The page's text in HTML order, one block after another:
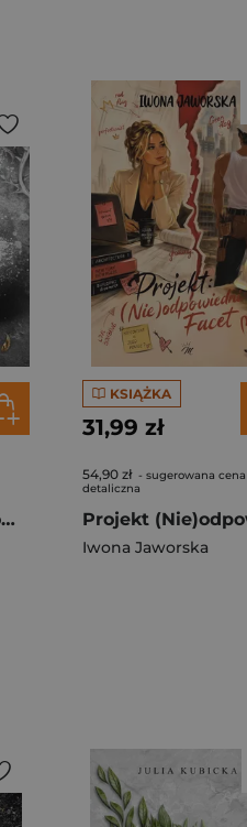
Zwrócę ci ją (ilustrowane brzegi)
KSIĄŻKA
31,99 zł
54,90 zł - sugerowana cena
detaliczna
Iwona Jaworska